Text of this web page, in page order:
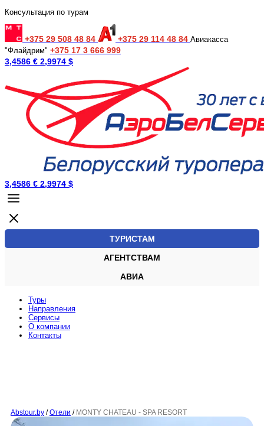
Консультация по турам
+375 29 508 48 84 +375 29 114 48 84 Авиакасса
"Флайдрим" +375 17 3 666 999
3,4586 € 2,9974 $
3,4586 € 2,9974 $
ТУРИСТАМ
АГЕНТСТВАМ
АВИА
Туры
Направления
Сервисы
O компании
Контакты
Abstour.by / Отели / MONTY CHATEAU - SPA RESORT